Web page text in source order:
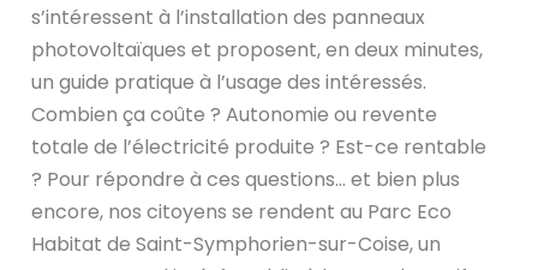
s’intéressent à l’installation des panneaux
photovoltaïques et proposent, en deux minutes,
un guide pratique à l’usage des intéressés.
Combien ça coûte ? Autonomie ou revente
totale de l’électricité produite ? Est-ce rentable
? Pour répondre à ces questions… et bien plus
encore, nos citoyens se rendent au Parc Eco
Habitat de Saint-Symphorien-sur-Coise, un